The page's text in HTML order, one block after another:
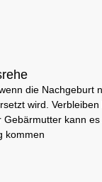
die Nachgeburt
wird. Verbleiben
Gebärmutter kann
kommen